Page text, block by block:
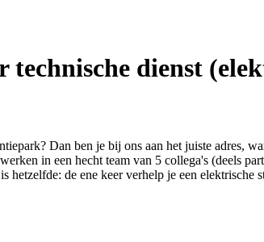
technische dienst
Dan ben je bij ons aan het juiste adres,
in een hecht team van 5 collega's (deels
de ene keer verhelp je een